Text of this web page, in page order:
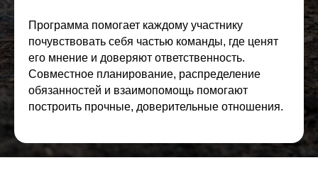
Программа помогает каждому участнику
почувствовать себя частью команды, где ценят
его мнение и доверяют ответственность.
Совместное планирование, распределение
обязанностей и взаимопомощь помогают
построить прочные, доверительные отношения.
ЧТО ДАСТ
ПОДРОСТКУ